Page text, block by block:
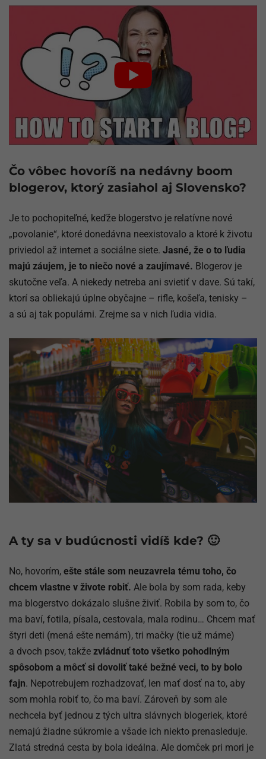
Čo vôbec hovoríš na nedávny boom
blogerov, ktorý zasiahol aj Slovensko?
Je to pochopiteľné, keďže blogerstvo je relatívne nové
„povolanie“, ktoré donedávna neexistovalo a ktoré k životu
priviedol až internet a sociálne siete. Jasné, že o to ľudia
majú záujem, je to niečo nové a zaujímavé. Blogerov je
skutočne veľa. A niekedy netreba ani svietiť v dave. Sú takí,
ktorí sa obliekajú úplne obyčajne – rifle, košeľa, tenisky –
a sú aj tak populárni. Zrejme sa v nich ľudia vidia.
A ty sa v budúcnosti vidíš kde? 🙂
No, hovorím, ešte stále som neuzavrela tému toho, čo
chcem vlastne v živote robiť. Ale bola by som rada, keby
ma blogerstvo dokázalo slušne živiť. Robila by som to, čo
ma baví, fotila, písala, cestovala, mala rodinu… Chcem mať
štyri deti (mená ešte nemám), tri mačky (tie už máme)
a dvoch psov, takže zvládnuť toto všetko pohodlným
spôsobom a môcť si dovoliť také bežné veci, to by bolo
fajn. Nepotrebujem rozhadzovať, len mať dosť na to, aby
som mohla robiť to, čo ma baví. Zároveň by som ale
nechcela byť jednou z tých ultra slávnych blogeriek, ktoré
nemajú žiadne súkromie a všade ich niekto prenasleduje.
Zlatá stredná cesta by bola ideálna. Ale domček pri mori je